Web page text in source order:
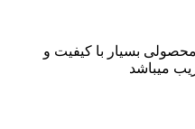
بسیار با کیفیت و
میباشد